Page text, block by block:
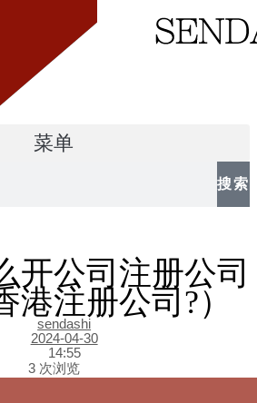
菜单
搜索
开公司注册公司
港注册公司?）
sendashi
2024-04-30
14:55
3 次浏览